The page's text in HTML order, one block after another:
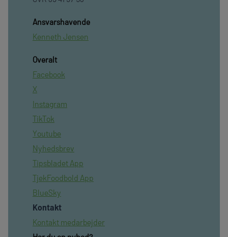
Ansvarshavende
Kenneth Jensen
Overalt
Facebook
X
Instagram
TikTok
Youtube
Nyhedsbrev
Tipsbladet App
TjekFoodbold App
BlueSky
Kontakt
Kontakt medarbejder